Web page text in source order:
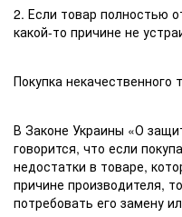
2. Если товар полностью
какой-то причине не
Покупка некачественного
В Законе Украины «О
говорится, что если
недостатки в товаре,
причине производителя,
потребовать его замену